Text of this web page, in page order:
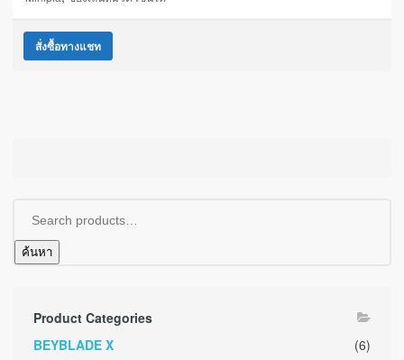
สั่งซื้อทางแชท
ค้นหา
Product Categories
BEYBLADE X
(6)